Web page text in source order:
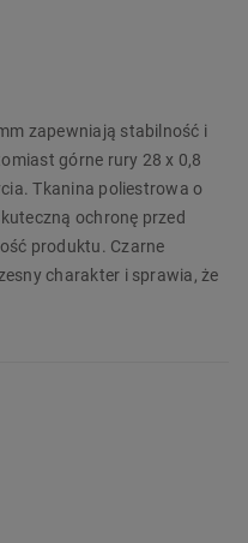
zapewniają stabilność i
górne rury 28 x 0,8
Tkanina poliestrowa o
ochronę przed
produktu. Czarne
charakter i sprawia, że
trwałe i stylowe
jakości tkaniną poliestrową
na świeżym
Biedronka Home!